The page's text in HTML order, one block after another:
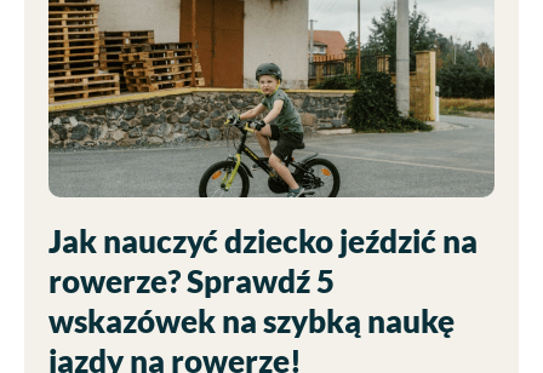
Jak nauczyć dziecko jeździć na
rowerze? Sprawdź 5
wskazówek na szybką naukę
jazdy na rowerze!